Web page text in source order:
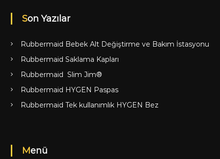
Son Yazılar
Rubbermaid Bebek Alt Değiştirme ve Bakım İstasyonu
Rubbermaid Saklama Kapları
Rubbermaid Slim Jim®
Rubbermaid HYGEN Paspas
Rubbermaid Tek kullanımlık HYGEN Bez
Menü